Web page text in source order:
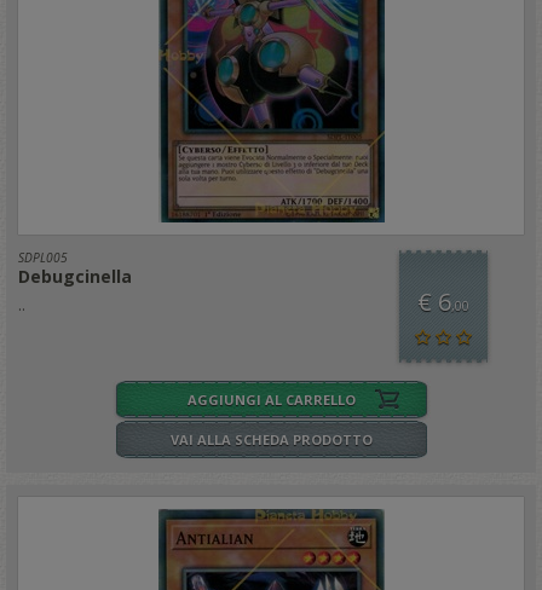
SDPL005
Debugcinella
.. € 6,00
AGGIUNGI AL CARRELLO
VAI ALLA SCHEDA PRODOTTO